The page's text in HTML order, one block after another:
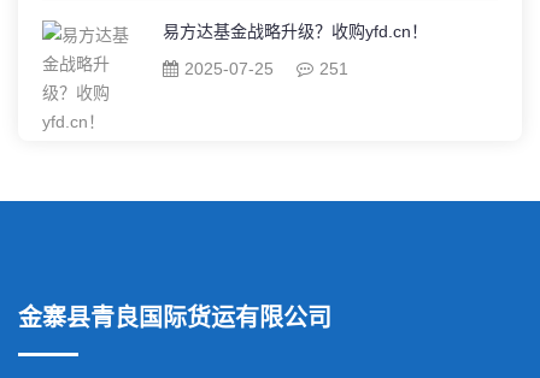
易方达基金战略升级？收购yfd.cn！
2025-07-25
251
金寨县青良国际货运有限公司